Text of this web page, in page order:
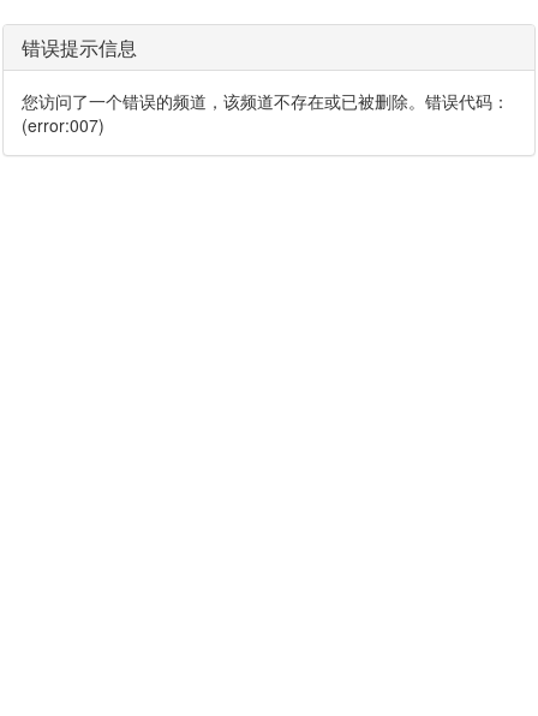
错误提示信息
您访问了一个错误的频道，该频道不存在或已被删除。错误代码：
(error:007)